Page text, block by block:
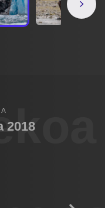
2018